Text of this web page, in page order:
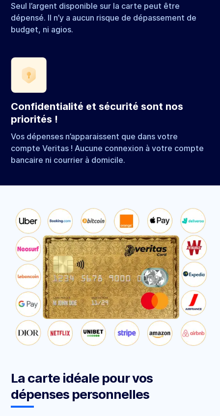
Seul l’argent disponible sur la carte peut être
dépensé. Il n’y a aucun risque de dépassement de
budget, ni agios.
Confidentialité et sécurité sont nos
priorités !
Vos dépenses n’apparaissent que dans votre
compte Veritas ! Aucune connexion à votre compte
bancaire ni courrier à domicile.
La carte idéale pour vos
dépenses personnelles